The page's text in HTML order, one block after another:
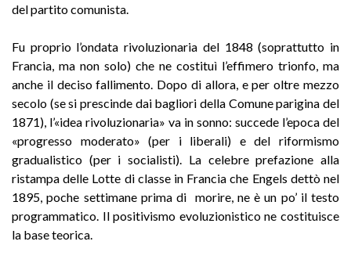
del partito comunista.
Fu proprio l’ondata rivoluzionaria del 1848 (soprattutto in
Francia, ma non solo) che ne costituì l’effimero trionfo, ma
anche il deciso fallimento. Dopo di allora, e per oltre mezzo
secolo (se si prescinde dai bagliori della Comune parigina del
1871), l’«idea rivoluzionaria» va in sonno: succede l’epoca del
«progresso moderato» (per i liberali) e del riformismo
gradualistico (per i socialisti). La celebre prefazione alla
ristampa delle Lotte di classe in Francia che Engels dettò nel
1895, poche settimane prima di morire, ne è un po’ il testo
programmatico. Il positivismo evoluzionistico ne costituisce
la base teorica.